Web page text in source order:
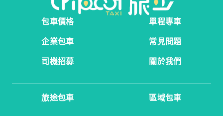
包車價格
單程專車
企業包車
常見問題
司機招募
關於我們
旅途包車 區域包車